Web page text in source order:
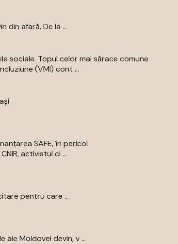
din afară. De la ...
sociale. Topul celor mai sărace comune
(VMI) cont ...
SAFE, în pericol
activistul ci ...
pentru care ...
Moldovei devin, v ...